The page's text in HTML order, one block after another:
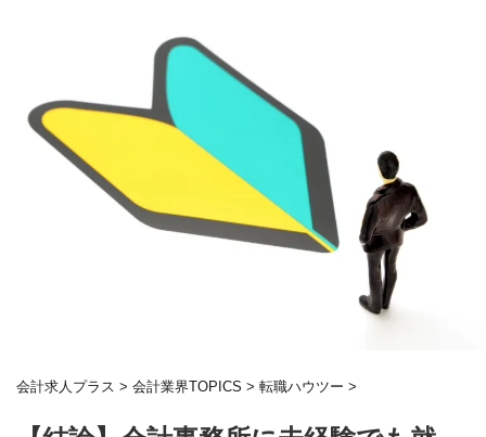
会計求人プラス > 会計業界TOPICS > 転職ハウツー >